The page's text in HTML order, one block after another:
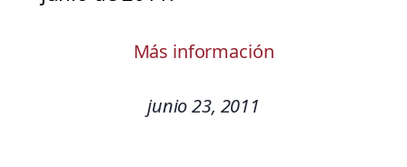
Más información
junio 23, 2011